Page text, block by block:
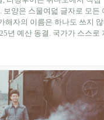
보양은 스물여덟 글자로 모든
해자의 이름은 하나도 쓰지
년 예산 동결. 국가가 스스로
박물관. 계엄 해제 39년 동안